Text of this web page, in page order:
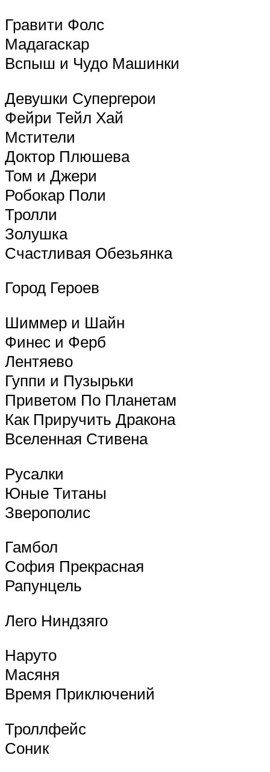
Гравити Фолс
Мадагаскар
Вспыш и Чудо Машинки
Девушки Супергерои
Фейри Тейл Хай
Мстители
Доктор Плюшева
Том и Джери
Робокар Поли
Тролли
Золушка
Счастливая Обезьянка
Город Героев
Шиммер и Шайн
Финес и Ферб
Лентяево
Гуппи и Пузырьки
Приветом По Планетам
Как Приручить Дракона
Вселенная Стивена
Русалки
Юные Титаны
Зверополис
Гамбол
София Прекрасная
Рапунцель
Лего Ниндзяго
Наруто
Масяня
Время Приключений
Троллфейс
Соник